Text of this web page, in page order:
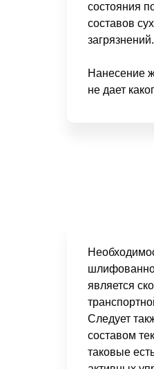
состояния
составов
Нанесение
не дает
является
Следует
составом
таковые